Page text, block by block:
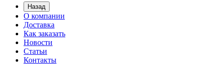
Назад
О компании
Доставка
Как заказать
Новости
Статьи
Контакты